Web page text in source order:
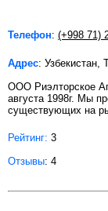
Телефон: (+998 71)
Адрес: Узбекистан,
ООО Риэлторское
августа 1998г. Мы
существующих на
Рейтинг: 3
Отзывы: 4